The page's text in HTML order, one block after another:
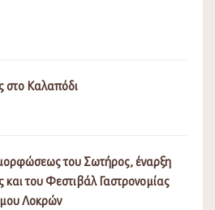
στο Καλαπόδι
του Σωτήρος, έναρξη
του Φεστιβάλ Γαστρονομίας
Λοκρών